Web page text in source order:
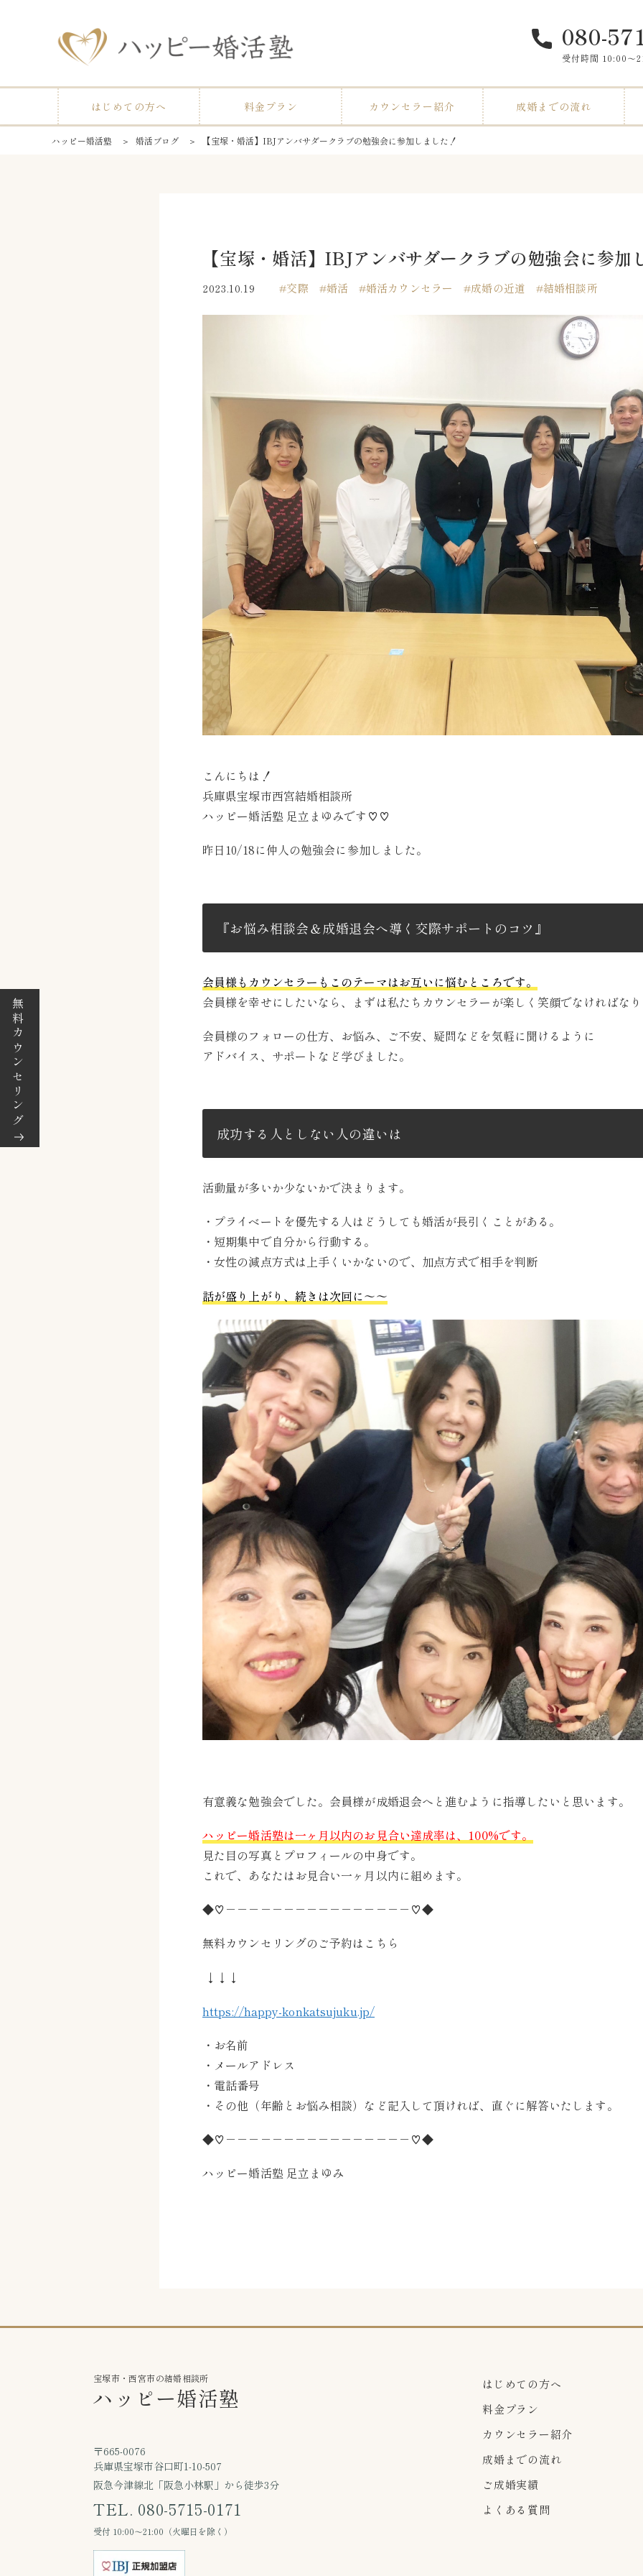
080-
受付時間 10:00〜
はじめての方へ 料金プラン カウンセラー紹介 成婚までの流れ
無料カウンセリング
ハッピー婚活塾 ＞ 婚活ブログ ＞ 【宝塚・婚活】IBJアンバサダークラブの勉強会に参加しました！
【宝塚・婚活】IBJアンバサダークラブの勉強会に参加
2023.10.19 交際 婚活 婚活カウンセラー 成婚の近道 結婚相談所
こんにちは！
兵庫県宝塚市西宮結婚相談所
ハッピー婚活塾 足立まゆみです♡♡
昨日10/18に仲人の勉強会に参加しました。
『お悩み相談会＆成婚退会へ導く交際サポートのコツ』
会員様もカウンセラーもこのテーマはお互いに悩むところです。
会員様を幸せにしたいなら、まずは私たちカウンセラーが楽しく笑顔でなければな
会員様のフォローの仕方、お悩み、ご不安、疑問などを気軽に聞けるように
アドバイス、サポートなど学びました。
成功する人としない人の違いは
活動量が多いか少ないかで決まります。
・プライベートを優先する人はどうしても婚活が長引くことがある。
・短期集中で自分から行動する。
・女性の減点方式は上手くいかないので、加点方式で相手を判断
話が盛り上がり、続きは次回に～～
有意義な勉強会でした。会員様が成婚退会へと進むように指導したいと思います。
ハッピー婚活塾は一ヶ月以内のお見合い達成率は、100%です。
見た目の写真とプロフィールの中身です。
これで、あなたはお見合い一ヶ月以内に組めます。
◆♡－－－－－－－－－－－－－－－－♡◆
無料カウンセリングのご予約はこちら
↓↓↓
https://happy-konkatsujuku.jp/
・お名前
・メールアドレス
・電話番号
・その他（年齢とお悩み相談）など記入して頂ければ、直ぐに解答いたします。
◆♡－－－－－－－－－－－－－－－－♡◆
ハッピー婚活塾 足立まゆみ
宝塚市・西宮市の結婚相談所
ハッピー婚活塾
〒665-0076
兵庫県宝塚市谷口町1-10-507
阪急今津線北「阪急小林駅」から徒歩3分
TEL. 080-5715-0171
受付 10:00〜21:00（火曜日を除く）
はじめての方へ
料金プラン
カウンセラー紹介
成婚までの流れ
ご成婚実績
よくある質問